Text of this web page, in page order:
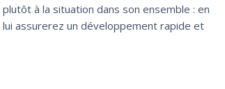
à la situation dans son ensemble : en
assurerez un développement rapide et